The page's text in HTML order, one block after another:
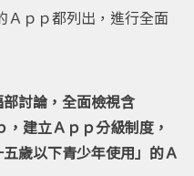
ｐｐ都列出，進行全面
討論，全面檢視含
建立Ａｐｐ分級制度，
歲以下青少年使用」的Ａ